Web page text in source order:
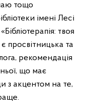
тощо
імені Лесі
твоя
просвітницька та
рекомендація
що має
з акцентом на те,